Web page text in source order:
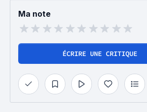
Ma note
ÉCRIRE UNE CRITIQUE